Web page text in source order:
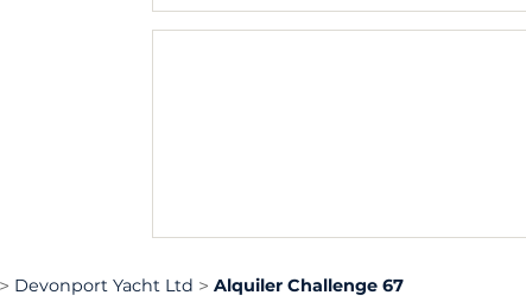
Devonport Yacht Ltd Alquiler Challenge 67